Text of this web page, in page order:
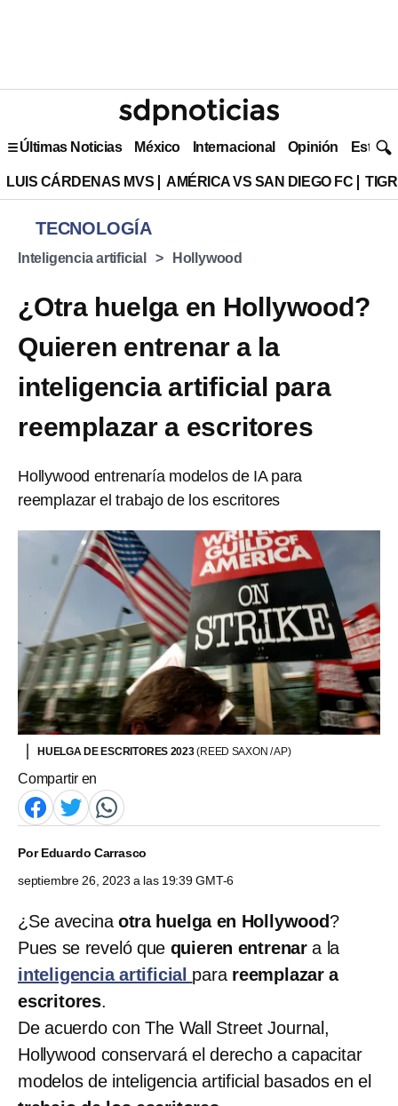
Últimas Noticias México Internacional Opinión Estilo
LUIS CÁRDENAS MVS AMÉRICA VS SAN DIEGO FC
TECNOLOGÍA
Inteligencia artificial Hollywood
¿Otra huelga en Hollywood?
Quieren entrenar a la
inteligencia artificial para
reemplazar a escritores
Hollywood entrenaría modelos de IA para
reemplazar el trabajo de los escritores
HUELGA DE ESCRITORES 2023(REED SAXON / AP)
Compartir en
PorEduardo Carrasco
septiembre 26, 2023 a las 19:39 GMT-6
¿Se avecina otra huelga en Hollywood ?
Pues se reveló que quieren entrenar a la
inteligencia artificial para reemplazar a
escritores.
De acuerdo con The Wall Street Journal,
Hollywood conservará el derecho a capacitar
modelos de inteligencia artificial basados en el